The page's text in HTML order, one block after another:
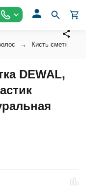
Кисть сметки в
DEWAL,